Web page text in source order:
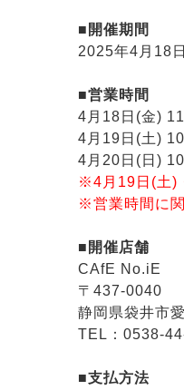
■開催期間
2025年4月18
■営業時間
4月18日(金)
4月19日(土)
4月20日(日)
※4月19日(土)
※営業時間に
■開催店舗
CAfE No.iE
〒437-0040
静岡県袋井市
TEL：0538-
■支払方法